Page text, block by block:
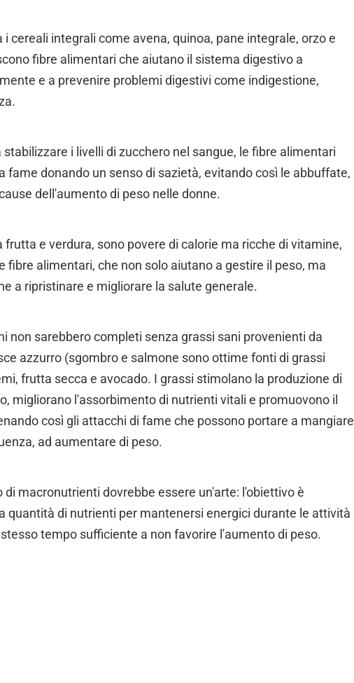
i cereali integrali come avena, quinoa, pane integrale, orzo e
fibre alimentari che aiutano il sistema digestivo a
e a prevenire problemi digestivi come indigestione,
stabilizzare i livelli di zucchero nel sangue, le fibre alimentari
fame donando un senso di sazietà, evitando così le abbuffate,
dell'aumento di peso nelle donne.
frutta e verdura, sono povere di calorie ma ricche di vitamine,
fibre alimentari, che non solo aiutano a gestire il peso, ma
a ripristinare e migliorare la salute generale.
non sarebbero completi senza grassi sani provenienti da
azzurro (sgombro e salmone sono ottime fonti di grassi
frutta secca e avocado. I grassi stimolano la produzione di
migliorano l'assorbimento di nutrienti vitali e promuovono il
così gli attacchi di fame che possono portare a mangiare
ad aumentare di peso.
di macronutrienti dovrebbe essere un'arte: l'obiettivo è
quantità di nutrienti per mantenersi energici durante le attività
tempo sufficiente a non favorire l'aumento di peso.